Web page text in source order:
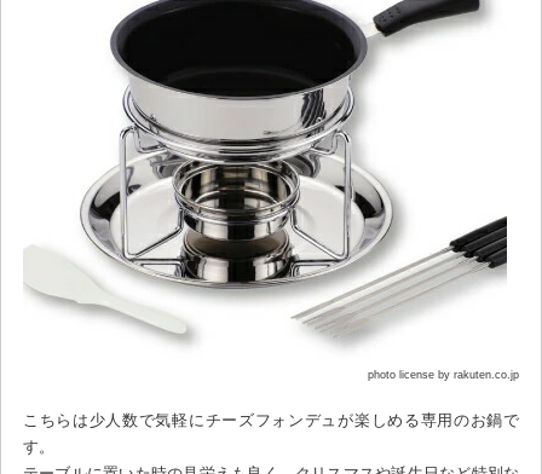
photo license by rakuten.co.jp
こちらは少人数で気軽にチーズフォンデュが楽しめる専用のお鍋で
す。